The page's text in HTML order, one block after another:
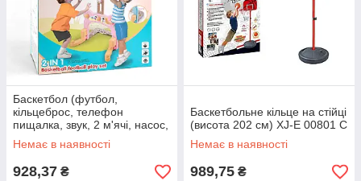
Баскетбол (футбол,
кільцеброс, телефон
пищалка, звук, 2 м'ячі, насос,
світло) 1101 Рожевий
Немає в наявності
928,37 ₴
Баскетбольне кільце на стійці
(висота 202 см) XJ-E 00801 С
Немає в наявності
989,75 ₴